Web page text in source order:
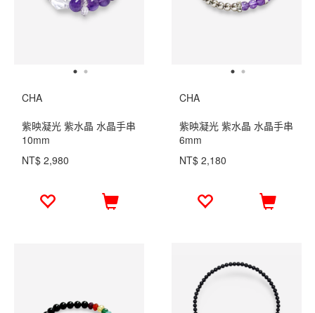
CHA
紫映凝光 紫水晶 水晶手串
10mm
NT$ 2,980
CHA
紫映凝光 紫水晶 水晶手串
6mm
NT$ 2,180